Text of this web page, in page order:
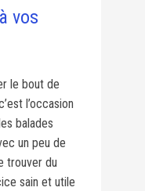
vos
le bout de
l’occasion
balades
un peu de
trouver du
sain et utile